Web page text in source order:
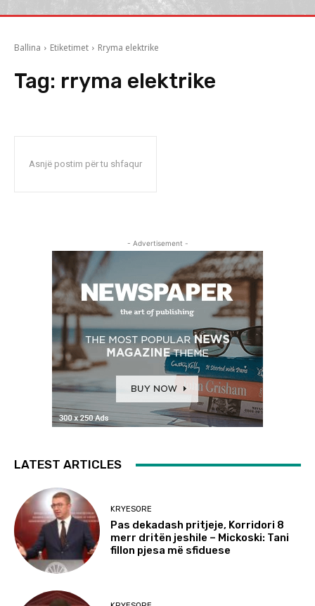
Ballina Etiketimet Rryma elektrike
Tag: rryma elektrike
Asnjë postim për tu shfaqur
- Advertisement -
LATEST ARTICLES
KRYESORE
Pas dekadash pritjeje, Korridori 8
merr dritën jeshile – Mickoski: Tani
fillon pjesa më sfiduese